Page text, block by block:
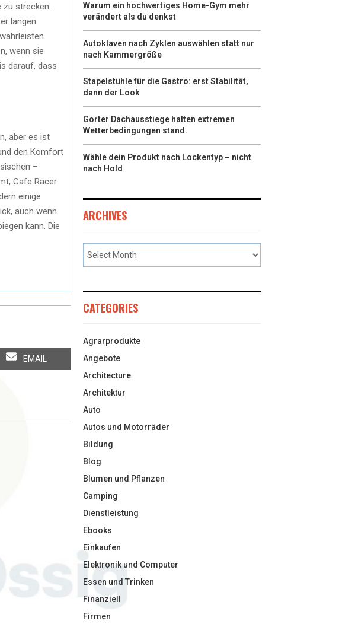
strecken.
langen
wenn sie
darauf, dass
aber es ist
den Komfort
–
Cafe Racer
einige
auch wenn
kann. Die
EMAIL
Warum ein hochwertiges Home-Gym mehr
verändert als du denkst
Autoklaven nach Zyklen auswählen statt nur
nach Kammergröße
Stapelstühle für die Gastro: erst Stabilität,
dann der Look
Gorter Dachausstiege halten extremen
Wetterbedingungen stand.
Wähle dein Produkt nach Lockentyp – nicht
nach Hold
ARCHIVES
CATEGORIES
Agrarprodukte
Angebote
Architecture
Architektur
Auto
Autos und Motorräder
Bildung
Blog
Blumen und Pflanzen
Camping
Dienstleistung
Ebooks
Einkaufen
Elektronik und Computer
Essen und Trinken
Finanziell
Firmen